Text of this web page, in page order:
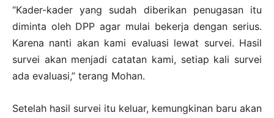
“Kader-kader yang sudah diberikan penugasan itu
diminta oleh DPP agar mulai bekerja dengan serius.
Karena nanti akan kami evaluasi lewat survei. Hasil
survei akan menjadi catatan kami, setiap kali survei
ada evaluasi,” terang Mohan.
Setelah hasil survei itu keluar, kemungkinan baru akan